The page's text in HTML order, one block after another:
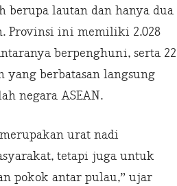
berupa lautan dan hanya dua
Provinsi ini memiliki 2.028
berpenghuni, serta 22
yang berbatasan langsung
negara ASEAN.
urat nadi
tetapi juga untuk
pokok antar pulau,” ujar